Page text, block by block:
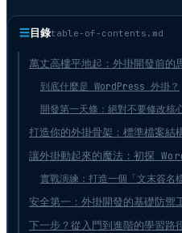
☰目錄table-of-contents.md
萬丈高樓平地起：外掛開發前的
到底什麼是 WordPress 外掛？
開發第一天條：絕對不要修改核
打造你的外掛骨架：標準檔案結
讓外掛動起來的魔法：初探
實戰演練：打造一個「文末簽名
安全第一：外掛開發的基礎防禦
下一步？從入門到進階的學習路